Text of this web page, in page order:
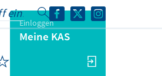
Einloggen
Meine KAS